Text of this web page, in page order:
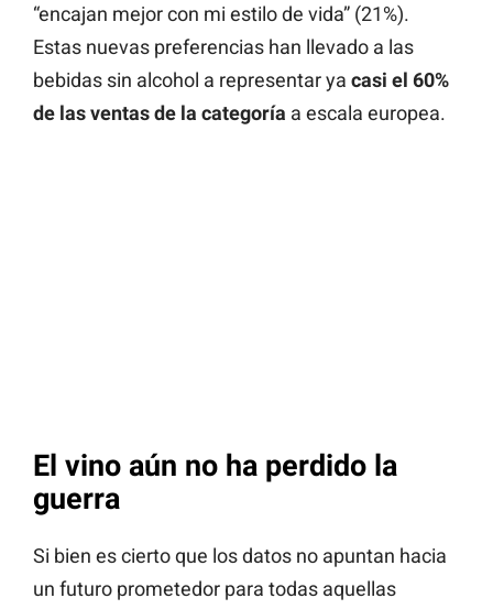
“encajan mejor con mi estilo de vida” (21%).
Estas nuevas preferencias han llevado a las
bebidas sin alcohol a representar ya casi el 60%
de las ventas de la categoría a escala europea.
El vino aún no ha perdido la
guerra
Si bien es cierto que los datos no apuntan hacia
un futuro prometedor para todas aquellas